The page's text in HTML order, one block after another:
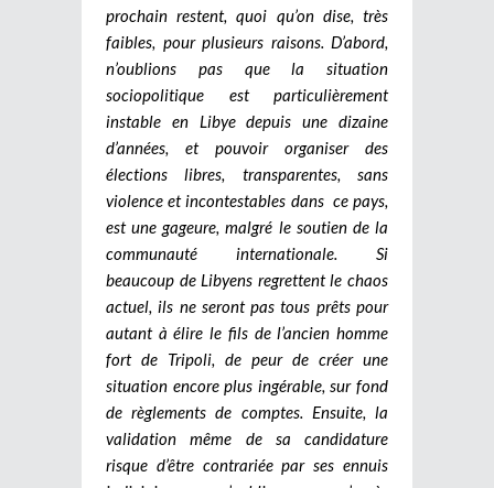
prochain restent, quoi qu’on dise, très
faibles, pour plusieurs raisons. D’abord,
n’oublions pas que la situation
sociopolitique est particulièrement
instable en Libye depuis une dizaine
d’années, et pouvoir organiser des
élections libres, transparentes, sans
violence et incontestables dans ce pays,
est une gageure, malgré le soutien de la
communauté internationale. Si
beaucoup de Libyens regrettent le chaos
actuel, ils ne seront pas tous prêts pour
autant à élire le fils de l’ancien homme
fort de Tripoli, de peur de créer une
situation encore plus ingérable, sur fond
de règlements de comptes. Ensuite, la
validation même de sa candidature
risque d’être contrariée par ses ennuis